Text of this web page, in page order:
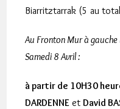
Biarritztarrak (5 au
Au Fronton Mur à gauche
Samedi 8 Avril :
à partir de 10H30
DARDENNE etDavid